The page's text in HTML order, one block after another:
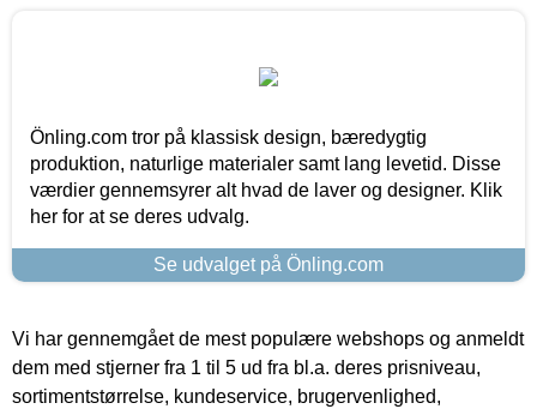
Önling.com tror på klassisk design, bæredygtig
produktion, naturlige materialer samt lang levetid. Disse
værdier gennemsyrer alt hvad de laver og designer. Klik
her for at se deres udvalg.
Se udvalget på Önling.com
Vi har gennemgået de mest populære webshops og anmeldt
dem med stjerner fra 1 til 5 ud fra bl.a. deres prisniveau,
sortimentstørrelse, kundeservice, brugervenlighed,